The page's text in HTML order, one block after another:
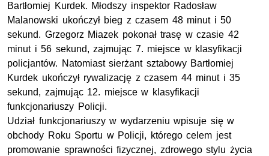
Bartłomiej Kurdek. Młodszy inspektor Radosław
Malanowski ukończył bieg z czasem 48 minut i 50
sekund. Grzegorz Miazek pokonał trasę w czasie 42
minut i 56 sekund, zajmując 7. miejsce w klasyfikacji
policjantów. Natomiast sierżant sztabowy Bartłomiej
Kurdek ukończył rywalizację z czasem 44 minut i 35
sekund, zajmując 12. miejsce w klasyfikacji
funkcjonariuszy Policji.
Udział funkcjonariuszy w wydarzeniu wpisuje się w
obchody Roku Sportu w Policji, którego celem jest
promowanie sprawności fizycznej, zdrowego stylu życia